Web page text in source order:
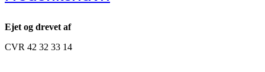
Ejet og drevet af
CVR 42 32 33 14